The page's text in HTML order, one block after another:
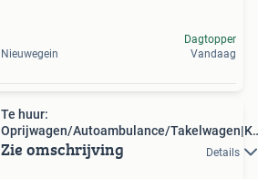
Nieuwegein
Dagtopper
Vandaag
Te huur:
Oprijwagen/Autoambulance/
VRIJ!!
Zie omschrijving Details